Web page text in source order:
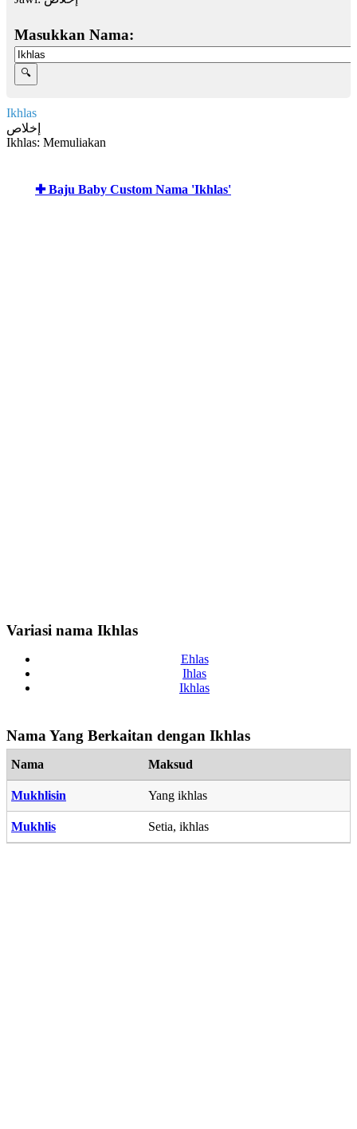
Masukkan Nama:
Ikhlas
إخلاص
Ikhlas: Memuliakan
✚ Baju Baby Custom Nama 'Ikhlas'
Variasi nama Ikhlas
Ehlas
Ihlas
Ikhlas
Nama Yang Berkaitan dengan Ikhlas
Nama Maksud
Mukhlisin Yang ikhlas
Mukhlis Setia, ikhlas